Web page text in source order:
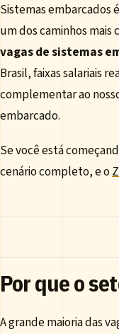
Sistemas embarcados
um dos caminhos
vagas de sistemas
Brasil, faixas salariais
complementar ao
embarcado.
Se você está
cenário completo, e o
Por que o
A grande maioria das